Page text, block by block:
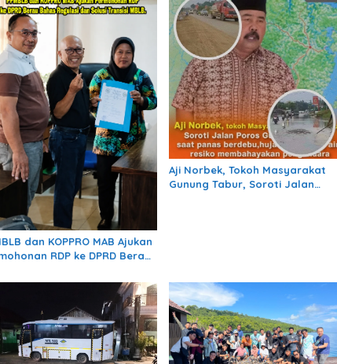
dan KOPPRO MAB Ajukan
RDP ke DPRD Berau
MBLB
Aji Norbek, Tokoh Masyarakat
Gunung Tabur, Soroti Jalan